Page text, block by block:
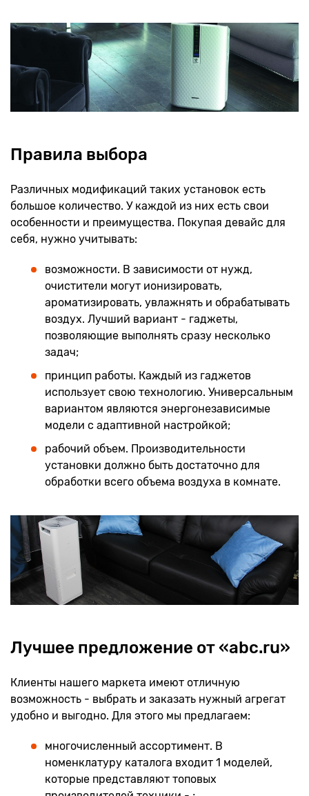
Правила выбора
Различных модификаций таких установок есть
большое количество. У каждой из них есть свои
особенности и преимущества. Покупая девайс для
себя, нужно учитывать:
возможности. В зависимости от нужд,
очистители могут ионизировать,
ароматизировать, увлажнять и обрабатывать
воздух. Лучший вариант - гаджеты,
позволяющие выполнять сразу несколько
задач;
принцип работы. Каждый из гаджетов
использует свою технологию. Универсальным
вариантом являются энергонезависимые
модели с адаптивной настройкой;
рабочий объем. Производительности
установки должно быть достаточно для
обработки всего объема воздуха в комнате.
Лучшее предложение от «abc.ru»
Клиенты нашего маркета имеют отличную
возможность - выбрать и заказать нужный агрегат
удобно и выгодно. Для этого мы предлагаем:
многочисленный ассортимент. В
номенклатуру каталога входит 1 моделей,
которые представляют топовых